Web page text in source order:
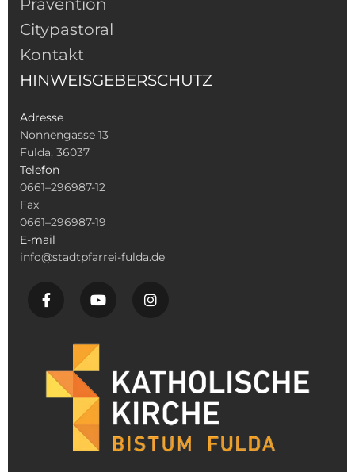
Prävention
Citypastoral
Kontakt
HINWEISGEBERSCHUTZ
Adresse
Nonnengasse 13
Fulda, 36037
Telefon
0661–296987-12
Fax
0661–296987-19
E-mail
info@stadtpfarrei-fulda.de